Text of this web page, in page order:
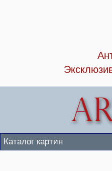
Каталог картин